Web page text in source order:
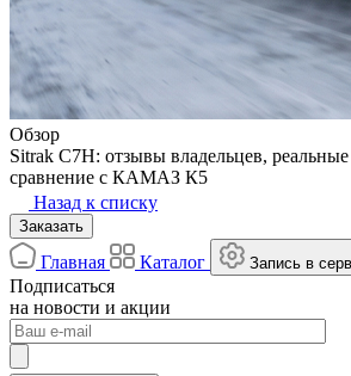
Обзор
Sitrak C7H: отзывы владельцев,
сравнение с КАМАЗ К5
Назад к списку
Заказать
Главная Каталог Запись в
Подписаться
на новости и акции